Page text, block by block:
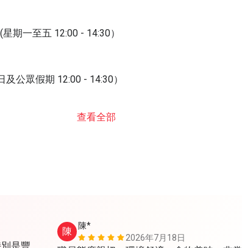
期一至五 12:00 - 14:30）
公眾假期 12:00 - 14:30）
查看全部
陳
陳*
2026年7月18日